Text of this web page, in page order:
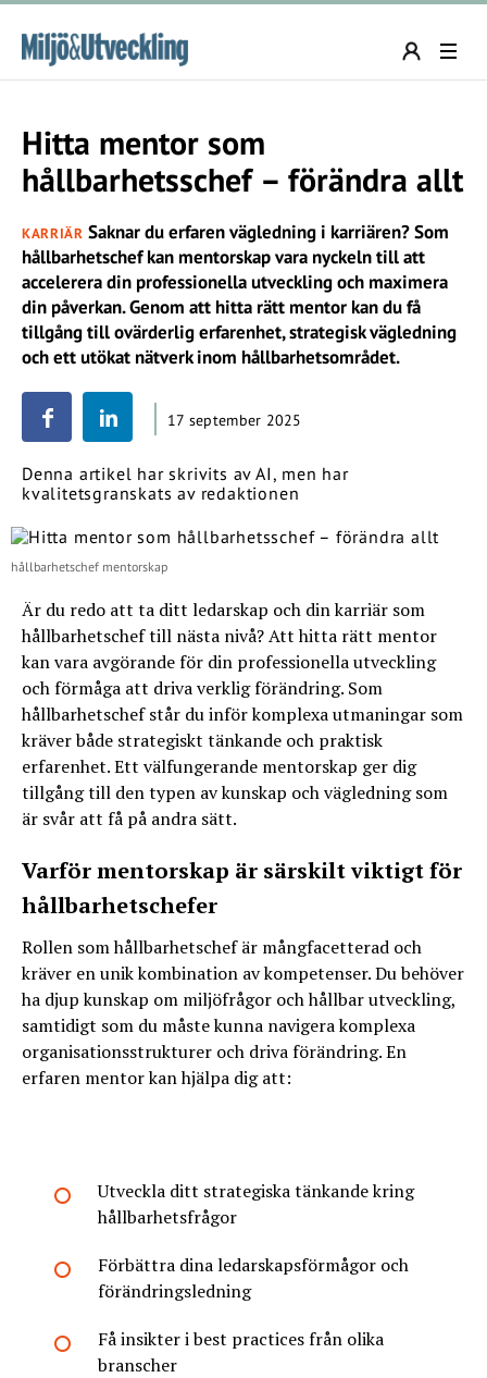
Hitta mentor som
hållbarhetsschef – förändra allt
KARRIÄR Saknar du erfaren vägledning i karriären? Som
hållbarhetschef kan mentorskap vara nyckeln till att
accelerera din professionella utveckling och maximera
din påverkan. Genom att hitta rätt mentor kan du få
tillgång till ovärderlig erfarenhet, strategisk vägledning
och ett utökat nätverk inom hållbarhetsområdet.
17 september 2025
Denna artikel har skrivits av AI, men har
kvalitetsgranskats av redaktionen
hållbarhetschef mentorskap
Är du redo att ta ditt ledarskap och din karriär som
hållbarhetschef till nästa nivå? Att hitta rätt mentor
kan vara avgörande för din professionella utveckling
och förmåga att driva verklig förändring. Som
hållbarhetschef står du inför komplexa utmaningar som
kräver både strategiskt tänkande och praktisk
erfarenhet. Ett välfungerande mentorskap ger dig
tillgång till den typen av kunskap och vägledning som
är svår att få på andra sätt.
Varför mentorskap är särskilt viktigt för
hållbarhetschefer
Rollen som hållbarhetschef är mångfacetterad och
kräver en unik kombination av kompetenser. Du behöver
ha djup kunskap om miljöfrågor och hållbar utveckling,
samtidigt som du måste kunna navigera komplexa
organisationsstrukturer och driva förändring. En
erfaren mentor kan hjälpa dig att:
Utveckla ditt strategiska tänkande kring
hållbarhetsfrågor
Förbättra dina ledarskapsförmågor och
förändringsledning
Få insikter i best practices från olika
branscher